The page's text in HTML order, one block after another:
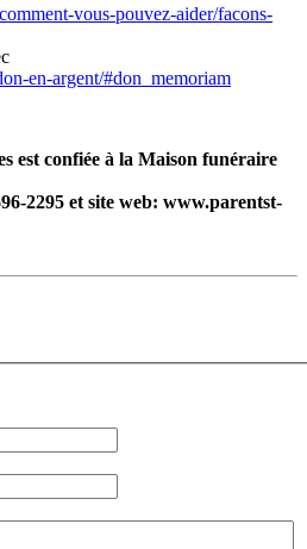
vous-pouvez-aider/facons-
en-argent/#don_memoriam
est confiée à la Maison funéraire
2295 et site web: www.parentst-